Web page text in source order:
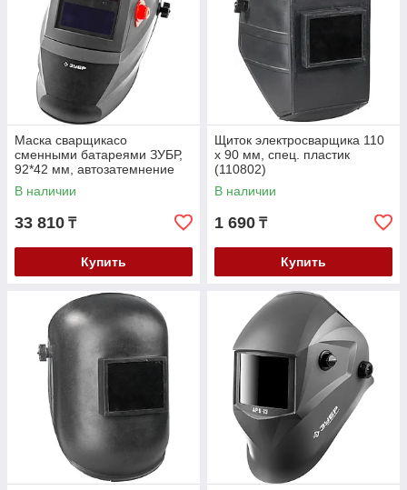
Маска сварщикасо
сменными батареями ЗУБР,
92*42 мм, автозатемнение
(11070)
В наличии
33 810 ₸
Купить
Щиток электросварщика 110
х 90 мм, спец. пластик
(110802)
В наличии
1 690 ₸
Купить